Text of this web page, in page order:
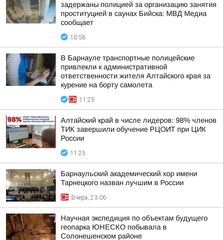
задержаны полицией за организацию занятия
проституцией в саунах Бийска: МВД Медиа
сообщает
10:58
В Барнауле транспортные полицейские
привлекли к административной
ответственности жителя Алтайского края за
курение на борту самолета
11:25
Алтайский край в числе лидеров: 98% членов
ТИК завершили обучение РЦОИТ при ЦИК
России
11:25
Барнаульский академический хор имени
Тарнецкого назван лучшим в России
Вчера, 23:06
Научная экспедиция по объектам будущего
геопарка ЮНЕСКО побывала в
Солонешенском районе